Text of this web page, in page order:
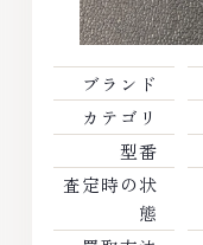
ブランド
カテゴリ
型番
査定時の状
態